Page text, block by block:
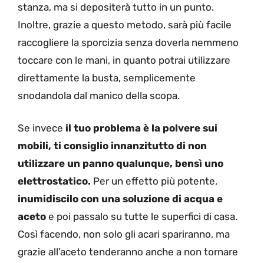
stanza, ma si depositerà tutto in un punto.
Inoltre, grazie a questo metodo, sarà più facile
raccogliere la sporcizia senza doverla nemmeno
toccare con le mani, in quanto potrai utilizzare
direttamente la busta, semplicemente
snodandola dal manico della scopa.
Se invece il tuo problema è la polvere sui
mobili, ti consiglio innanzitutto di non
utilizzare un panno qualunque, bensì uno
elettrostatico. Per un effetto più potente,
inumidiscilo con una soluzione di acqua e
aceto e poi passalo su tutte le superfici di casa.
Così facendo, non solo gli acari spariranno, ma
grazie all’aceto tenderanno anche a non tornare